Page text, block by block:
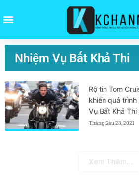
Nhiệm Vụ Bất Khả Thi
Rộ tin Tom
khiến quá
Vụ Bất Khả
Tháng Sáu 28, 2021
Xem Thêm...